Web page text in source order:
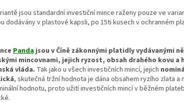
jsou standardní investiční mince raženy pouze ve
dodávány v plastové kapsli, po 15ti kusech v ochranném
Pandajsou v Číně zákonnými platidly vydávanými
mincovnami, jejich ryzost, obsah drahého kovu a
vláda. Tak jako u všech investičních mincí, jejich
, skutečná tržní hodnota je dána obsahem ryzího zlata a
hodnotu, proto užití investičních mincí v běžném